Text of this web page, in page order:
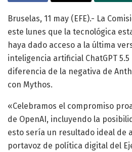
Bruselas, 11 may (EFE).- La
este lunes que la tecnológica
haya dado acceso a la última
inteligencia artificial ChatGPT
diferencia de la negativa de
con Mythos.
«Celebramos el compromiso
de OpenAI, incluyendo la
esto sería un resultado ideal de
portavoz de política digital del